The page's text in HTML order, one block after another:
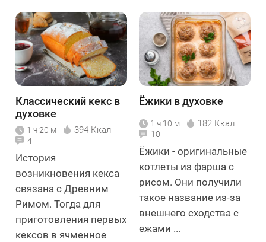
Классический кекс в
духовке
1 ч 20 м 394 Ккал
4
История
возникновения кекса
связана с Древним
Римом. Тогда для
приготовления первых
кексов в ячменное
Ёжики в духовке
1 ч 10 м 182 Ккал
10
Ёжики - оригинальные
котлеты из фарша с
рисом. Они получили
такое название из-за
внешнего сходства с
ежами ...